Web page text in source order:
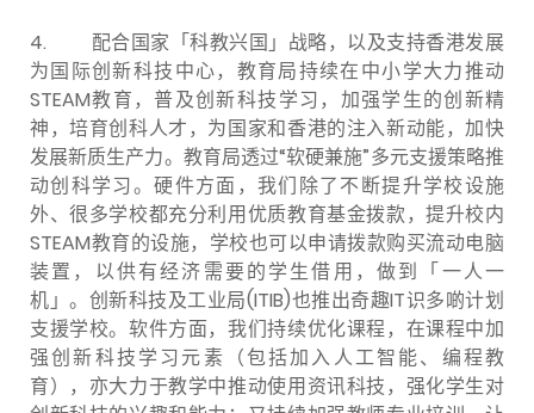
4. 配合国家「科教兴国」战略，以及支持香港发展
为国际创新科技中心，教育局持续在中小学大力推动
STEAM教育，普及创新科技学习，加强学生的创新精
神，培育创科人才，为国家和香港的注入新动能，加快
发展新质生产力。教育局透过“软硬兼施”多元支援策略推
动创科学习。硬件方面，我们除了不断提升学校设施
外、很多学校都充分利用优质教育基金拨款，提升校内
STEAM教育的设施，学校也可以申请拨款购买流动电脑
装置，以供有经济需要的学生借用，做到「一人一
机」。创新科技及工业局(ITIB)也推出奇趣IT识多啲计划
支援学校。软件方面，我们持续优化课程，在课程中加
强创新科技学习元素（包括加入人工智能、编程教
育），亦大力于教学中推动使用资讯科技，强化学生对